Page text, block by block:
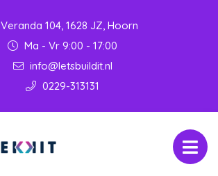
Veranda 104, 1628 JZ, Hoorn
Ma - Vr 9:00 - 17:00
info@letsbuildit.nl
0229-313131